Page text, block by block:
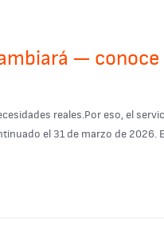
— conoce
reales.Por eso, el
el 31 de marzo de 2026.